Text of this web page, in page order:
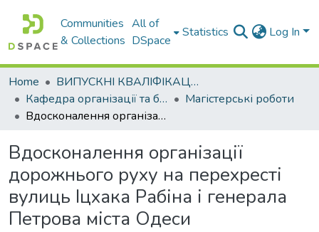
Communities
& Collections
All of
DSpace
Statistics Log In
Home
ВИПУСКНІ КВАЛІФІКАЦІЙНІ РОБОТИ
Кафедра організації та безпеки дорожнього руху
Магістерські роботи
Вдосконалення організації дорожнього руху на перехресті вулиць Іцхака Рабіна і генерала Петрова міста Одеси
Вдосконалення організації
дорожнього руху на перехресті
вулиць Іцхака Рабіна і генерала
Петрова міста Одеси